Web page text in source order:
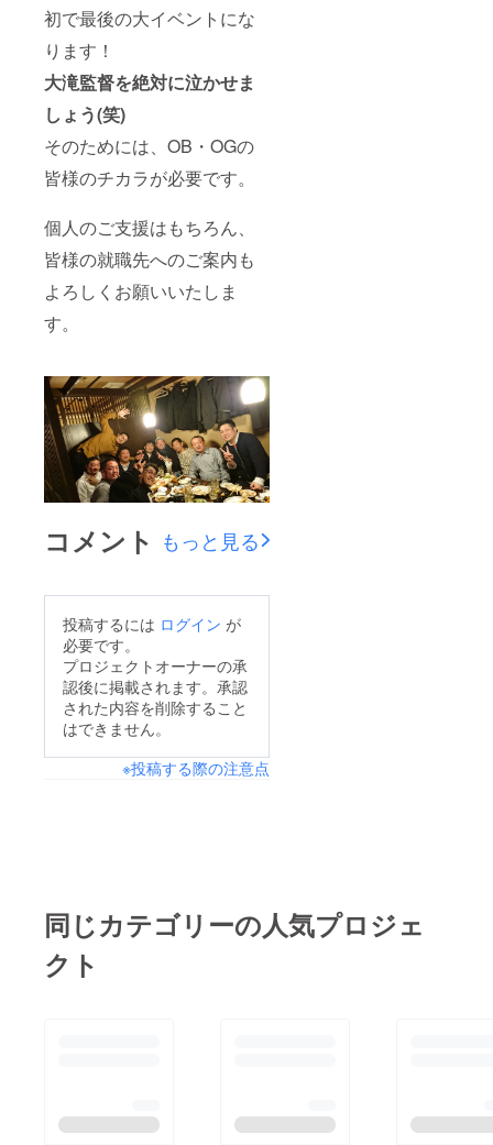
初で最後の大イベントにな
ります！
大滝監督を絶対に泣かせま
しょう(笑)
そのためには、OB・OGの
皆様のチカラが必要です。
個人のご支援はもちろん、
皆様の就職先へのご案内も
よろしくお願いいたしま
す。
コメント もっと見る
投稿するには ログイン が
必要です。
プロジェクトオーナーの承
認後に掲載されます。承認
された内容を削除すること
はできません。
※投稿する際の注意点
同じカテゴリーの人気プロジェ
クト